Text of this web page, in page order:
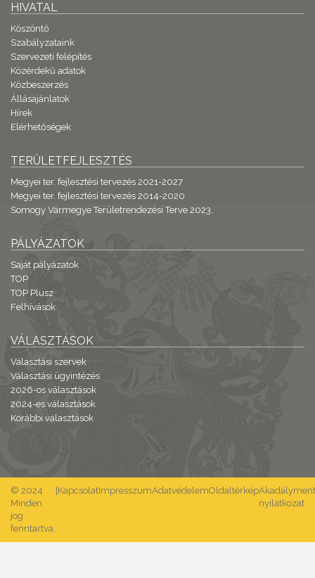
HIVATAL
Köszöntő
Szabályzataink
Szervezeti felépítés
Közérdekű adatok
Közbeszerzés
Állásajánlatok
Hírek
Elérhetőségek
TERÜLETFEJLESZTÉS
Megyei ter. fejlesztési tervezés 2021-2027
Megyei ter. fejlesztési tervezés 2014-2020
Somogy Vármegye Területrendezési Terve 2023.
PÁLYÁZATOK
Saját pályázatok
TOP
TOP Plusz
Felhívások
VÁLASZTÁSOK
Választási szervek
Választási ügyintézés
2026-os választások
2024-es választások
Korábbi választások
© 2024
Minden
jog
fenntartva.
KapcsolatImpresszumAdatvédelemOldaltérkép
nyilatkozat